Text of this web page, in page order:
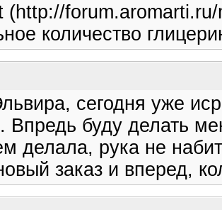
(http://
количество
сегодня уже
Впредь буду делать
делала, рука не
заказ и вперед,